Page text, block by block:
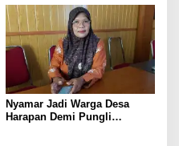
Nyamar Jadi Warga Desa
Harapan Demi Pungli